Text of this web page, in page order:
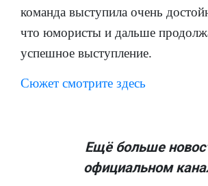
команда выступила очень
что юмористы и дальше
успешное выступление.
Сюжет смотрите здесь
Ещё больше
официальном